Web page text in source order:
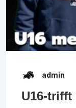
admin
U16-trifft